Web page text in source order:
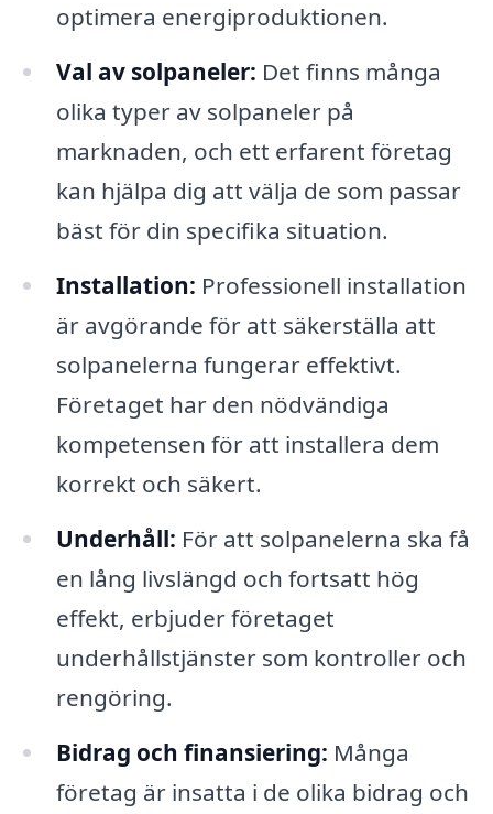
optimera energiproduktionen.
Val av solpaneler: Det finns många
olika typer av solpaneler på
marknaden, och ett erfarent företag
kan hjälpa dig att välja de som passar
bäst för din specifika situation.
Installation: Professionell installation
är avgörande för att säkerställa att
solpanelerna fungerar effektivt.
Företaget har den nödvändiga
kompetensen för att installera dem
korrekt och säkert.
Underhåll: För att solpanelerna ska få
en lång livslängd och fortsatt hög
effekt, erbjuder företaget
underhållstjänster som kontroller och
rengöring.
Bidrag och finansiering: Många
företag är insatta i de olika bidrag och